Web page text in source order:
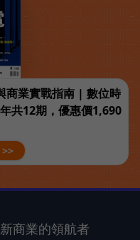
商業實戰指南 | 數位時
共12期，優惠價1,690
新商業的領航者